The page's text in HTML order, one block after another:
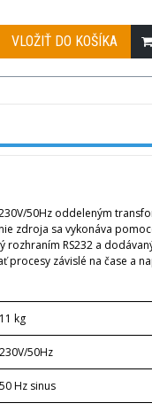
VLOŽIŤ DO KOŠÍKA
50Hz oddeleným
zdroja sa vykonáva
rozhraním RS232 a
závislé na čase a
11 kg
230V/50Hz
50 Hz sinus